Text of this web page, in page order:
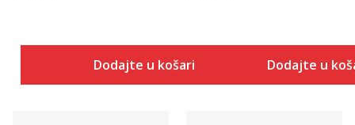
Dodajte u košaricu Dodajte u